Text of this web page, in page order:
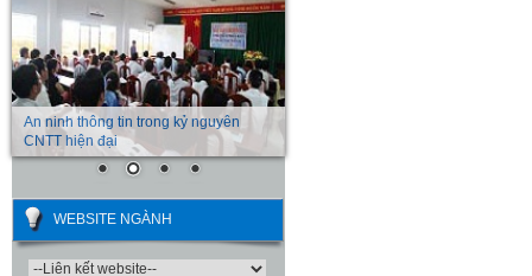
An ninh thông tin trong kỷ nguyên
CNTT hiện đại
WEBSITE NGÀNH